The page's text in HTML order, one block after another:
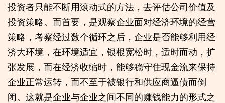
投资者只能不断用滚动式的方法，去评估公司价值及
投资策略。而首要，是观察企业面对经济环境的经营
策略，考察经过数个循环之后，企业是否能够利用经
济大环境，在环境适宜，银根宽松时，适时而动，扩
张发展，而在经济收缩时，能够稳守住现金流来保持
企业正常运转，而不至于被银行和供应商逼债而倒
闭。这就是企业与企业之间不同的赚钱能力的形式之